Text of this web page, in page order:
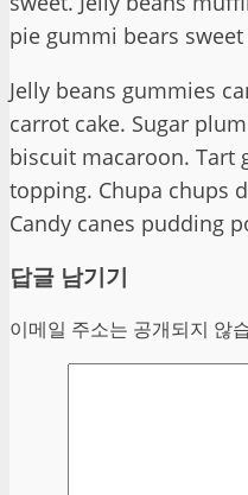
pie gummi bears
Jelly beans gummies
carrot cake. Sugar
biscuit macaroon. Tart
topping. Chupa chups
Candy canes pudding
답글 남기기
이메일 주소는 공개되지 않